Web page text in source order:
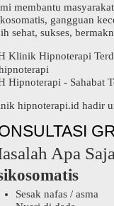
membantu
gangguan
sehat, sukses,
Klinik Hipnoterapi
Hipnoterapi - Sahabat
hipnoterapi.id hadir
Apa
Sesak nafas / asma